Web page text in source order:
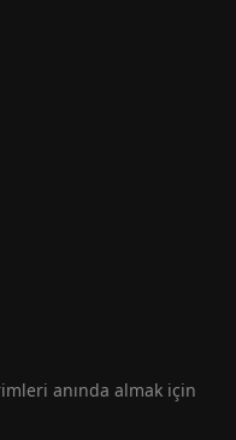
anında almak için